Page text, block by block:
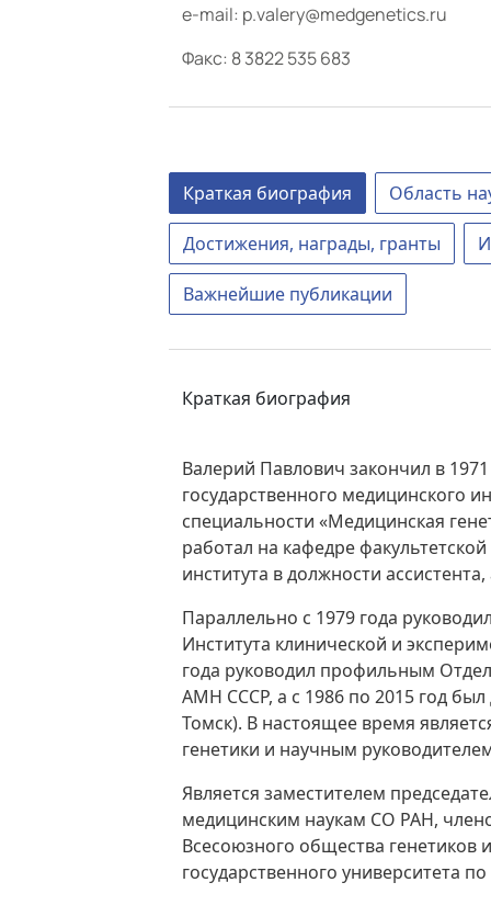
e-mail: p.valery@medgenetics.ru
Факс: 8 3822 535 683
Краткая биография Область
Достижения, награды, гранты
Важнейшие публикации
Краткая биография
Валерий Павлович закончил в
государственного медицинского
специальности «Медицинская
работал на кафедре
института в должности
Параллельно с 1979 года
Института клинической и
года руководил профильным
АМН СССР, а с 1986 по 2015 год
Томск). В настоящее время
генетики и научным
Является заместителем
медицинским наукам СО РАН,
Всесоюзного общества генетиков
государственного университета